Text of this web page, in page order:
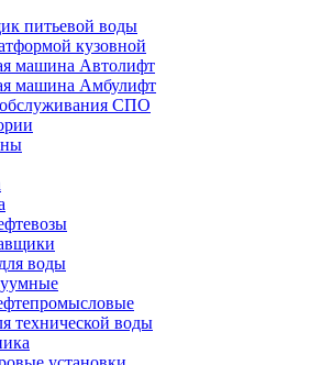
питьевой воды
кузовной
машина Автолифт
машина Амбулифт
СПО
воды
технической воды